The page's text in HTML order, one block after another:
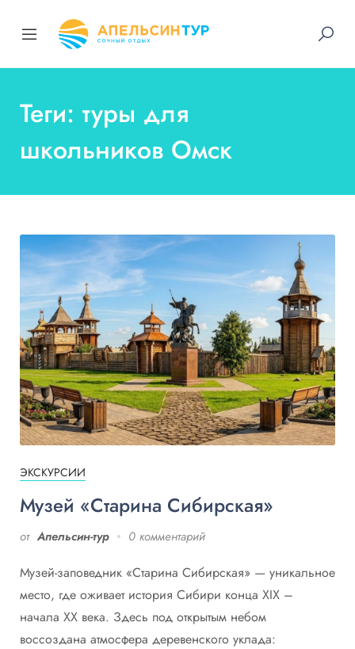
Теги: туры для
школьников Омск
ЭКСКУРСИИ
Музей «Старина Сибирская»
от Апельсин-тур 0 комментарий
Музей-заповедник «Старина Сибирская» — уникальное
место, где оживает история Сибири конца XIX –
начала XX века. Здесь под открытым небом
воссоздана атмосфера деревенского уклада: